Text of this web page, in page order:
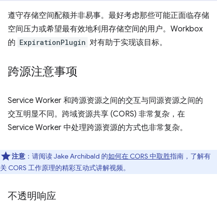
遵守存储空间配额并非易事。最好考虑那些可能正面临存储
空间压力或希望最有效地利用存储空间的用户。Workbox
的 ExpirationPlugin 对有助于实现该目标。
跨源注意事项
Service Worker 和跨源资源之间的交互与同源资源之间的
交互明显不同。跨域资源共享 (CORS) 非常复杂，在
Service Worker 中处理跨源资源的方式也非常复杂。
注意 ：请阅读 Jake Archibald 的如何在 CORS 中取胜指南，了解有
关 CORS 工作原理的精彩互动式讲解视频。
不透明响应